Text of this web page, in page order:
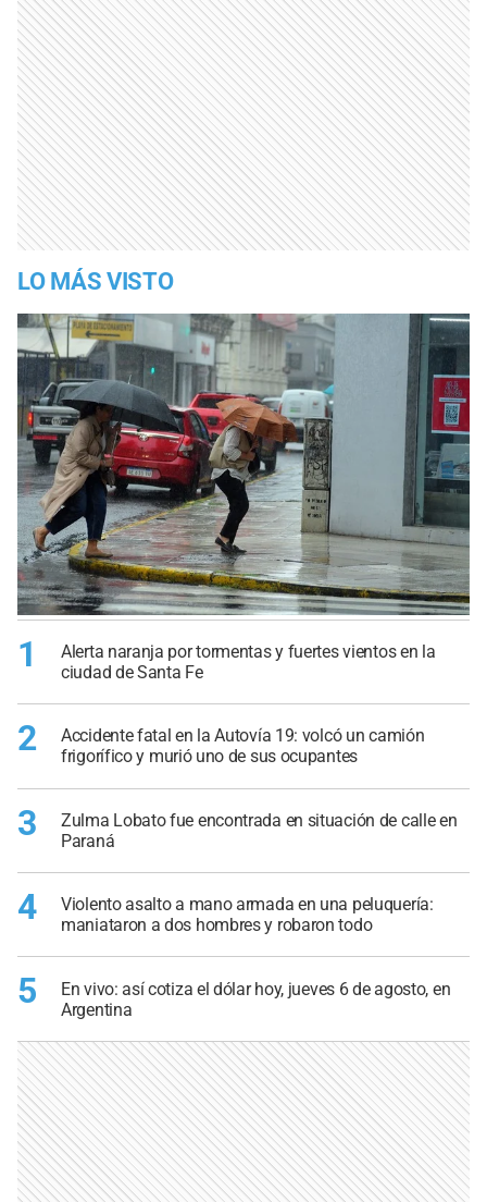
LO MÁS VISTO
1
Alerta naranja por tormentas y fuertes vientos en la
ciudad de Santa Fe
2
Accidente fatal en la Autovía 19: volcó un camión
frigorífico y murió uno de sus ocupantes
3
Zulma Lobato fue encontrada en situación de calle en
Paraná
4
Violento asalto a mano armada en una peluquería:
maniataron a dos hombres y robaron todo
5
En vivo: así cotiza el dólar hoy, jueves 6 de agosto, en
Argentina